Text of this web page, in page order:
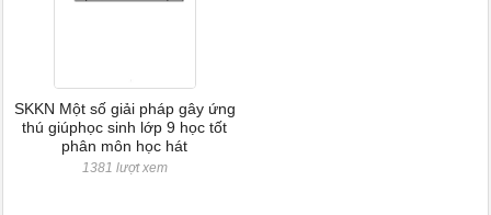
SKKN Một số giải pháp gây ứng
thú giúphọc sinh lớp 9 học tốt
phân môn học hát
1381 lượt xem